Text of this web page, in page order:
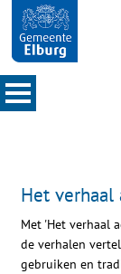
Het verhaal
Met 'Het verhaal
de verhalen
gebruiken en